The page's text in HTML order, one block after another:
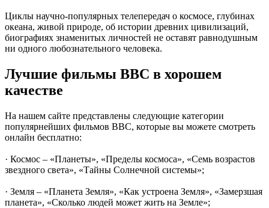
Циклы научно-популярных телепередач о космосе, глубинах
океана, живой природе, об истории древних цивилизаций,
биографиях знаменитых личностей не оставят равнодушным
ни одного любознательного человека.
Лучшие фильмы BBC в хорошем
качестве
На нашем сайте представлены следующие категории
популярнейших фильмов BBC, которые вы можете смотреть
онлайн бесплатно:
· Космос – «Планеты», «Пределы космоса», «Семь возрастов
звездного света», «Тайны Солнечной системы»;
· Земля – «Планета Земля», «Как устроена Земля», «Замерзшая
планета», «Сколько людей может жить на Земле»;